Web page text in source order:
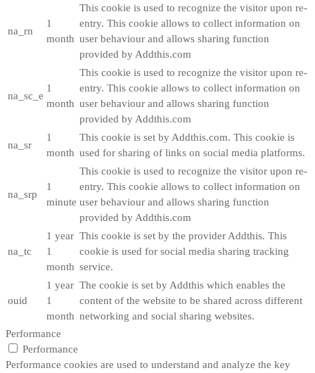
na_rn
1
month
This cookie is used to recognize the visitor upon re-
entry. This cookie allows to collect information on
user behaviour and allows sharing function
provided by Addthis.com
na_sc_e
1
month
This cookie is used to recognize the visitor upon re-
entry. This cookie allows to collect information on
user behaviour and allows sharing function
provided by Addthis.com
na_sr
1
month
This cookie is set by Addthis.com. This cookie is
used for sharing of links on social media platforms.
na_srp
1
minute
This cookie is used to recognize the visitor upon re-
entry. This cookie allows to collect information on
user behaviour and allows sharing function
provided by Addthis.com
na_tc
1 year
1
month
This cookie is set by the provider Addthis. This
cookie is used for social media sharing tracking
service.
ouid
1 year
1
month
The cookie is set by Addthis which enables the
content of the website to be shared across different
networking and social sharing websites.
Performance
Performance
Performance cookies are used to understand and analyze the key